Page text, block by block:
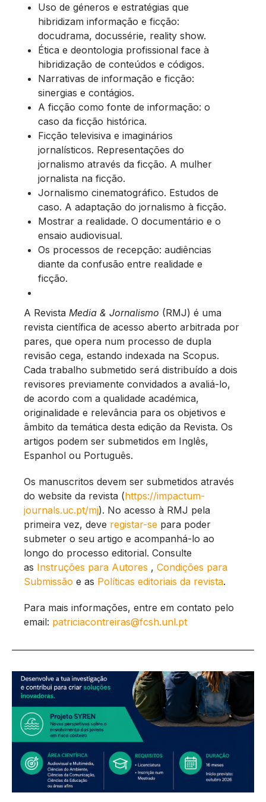
Uso de géneros e estratégias que
hibridizam informação e ficção:
docudrama, docussérie, reality show.
Ética e deontologia profissional face à
hibridização de conteúdos e códigos.
Narrativas de informação e ficção:
sinergias e contágios.
A ficção como fonte de informação: o
caso da ficção histórica.
Ficção televisiva e imaginários
jornalísticos. Representações do
jornalismo através da ficção. A mulher
jornalista na ficção.
Jornalismo cinematográfico. Estudos de
caso. A adaptação do jornalismo à ficção.
Mostrar a realidade. O documentário e o
ensaio audiovisual.
Os processos de recepção: audiências
diante da confusão entre realidade e
ficção.
A Revista Media & Jornalismo (RMJ) é uma
revista científica de acesso aberto arbitrada por
pares, que opera num processo de dupla
revisão cega, estando indexada na Scopus.
Cada trabalho submetido será distribuído a dois
revisores previamente convidados a avaliá-lo,
de acordo com a qualidade académica,
originalidade e relevância para os objetivos e
âmbito da temática desta edição da Revista. Os
artigos podem ser submetidos em Inglês,
Espanhol ou Português.
Os manuscritos devem ser submetidos através
do website da revista (https://impactum-
journals.uc.pt/mj). No acesso à RMJ pela
primeira vez, deve registar-se para poder
submeter o seu artigo e acompanhá-lo ao
longo do processo editorial. Consulte
as Instruções para Autores , Condições para
Submissão e as Políticas editoriais da revista.
Para mais informações, entre em contato pelo
email: patriciacontreiras@fcsh.unl.pt